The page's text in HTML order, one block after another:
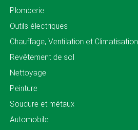
Plomberie
Outils électriques
Chauffage, Ventilation et Climatisation
Revêtement de sol
Nettoyage
Peinture
Soudure et métaux
Automobile